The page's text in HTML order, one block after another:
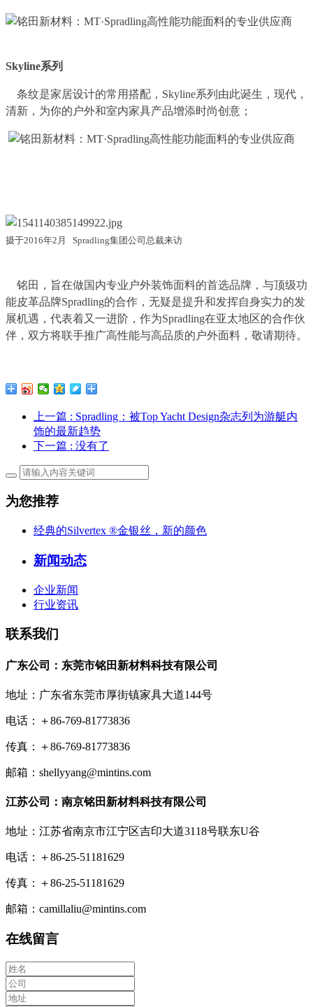
Skyline系列
条纹是家居设计的常用搭配，Skyline系列由此诞生，现代，
清新，为你的户外和室内家具产品增添时尚创意；
摄于2016年2月 Spradling集团公司总裁来访
铭田，旨在做国内专业户外装饰面料的首选品牌，与顶级功
能皮革品牌Spradling的合作，无疑是提升和发挥自身实力的发
展机遇，代表着又一进阶，作为Spradling在亚太地区的合作伙
伴，双方将联手推广高性能与高品质的户外面料，敬请期待。
上一篇 : Spradling：被Top Yacht Design杂志列为游艇内
饰的最新趋势
下一篇 : 没有了
为您推荐
经典的Silvertex ®金银丝，新的颜色
新闻动态
企业新闻
行业资讯
联系我们
广东公司：东莞市铭田新材料科技有限公司
地址：广东省东莞市厚街镇家具大道144号
电话：＋86-769-81773836
传真：＋86-769-81773836
邮箱：shellyyang@mintins.com
江苏公司：南京铭田新材料科技有限公司
地址：江苏省南京市江宁区吉印大道3118号联东U谷
电话：＋86-25-51181629
传真：＋86-25-51181629
邮箱：camillaliu@mintins.com
在线留言